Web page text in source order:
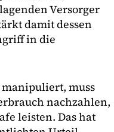
Versorger
damit dessen
in die
muss
nachzahlen,
leisten. Das hat